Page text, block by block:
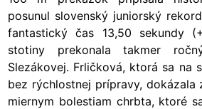
posunul slovenský juniorský
fantastický čas 13,50 sekundy
stotiny prekonala takmer
Slezákovej. Frličková, ktorá sa na
bez rýchlostnej prípravy, dokázala
miernym bolestiam chrbta, ktoré